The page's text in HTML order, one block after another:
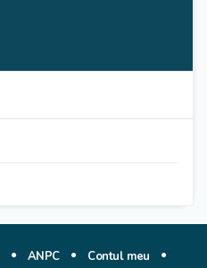
ANPC
Contul meu